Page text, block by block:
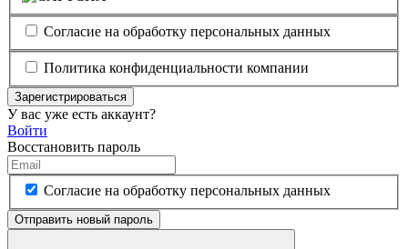
Согласие на обработку персональных данных
Политика конфиденциальности компании
Зарегистрироваться
У вас уже есть аккаунт?
Войти
Восстановить пароль
Согласие на обработку персональных данных
Отправить новый пароль